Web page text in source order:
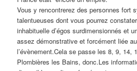
Vous y rencontrerez des personnes fort
talentueuses dont vous pourrez
inhabituelle d’égos surdimensionnés et
assez démonstrative et forcément liée
l’évènement.Cela se passe les 8, 9, 14,
Plombières les Bains, donc.Les